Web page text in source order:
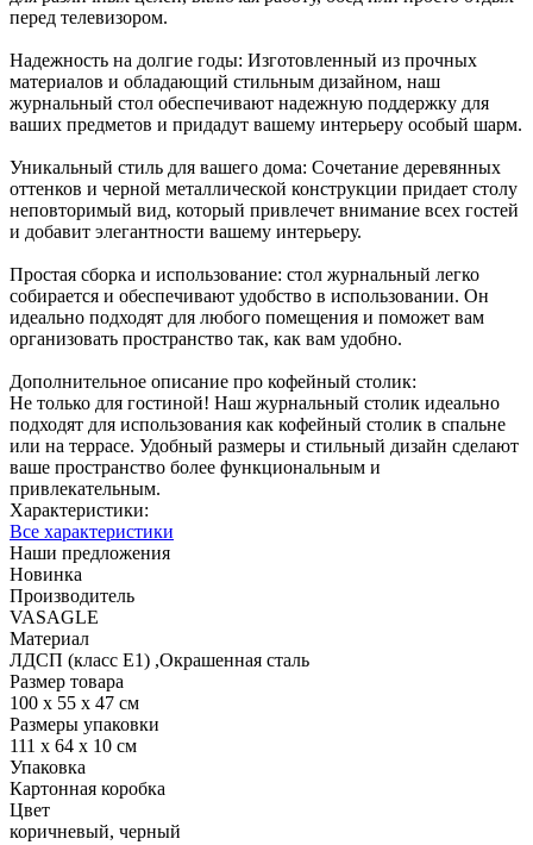
перед телевизором.
Надежность на долгие годы: Изготовленный из прочных
материалов и обладающий стильным дизайном, наш
журнальный стол обеспечивают надежную поддержку для
ваших предметов и придадут вашему интерьеру особый шарм.
Уникальный стиль для вашего дома: Сочетание деревянных
оттенков и черной металлической конструкции придает столу
неповторимый вид, который привлечет внимание всех гостей
и добавит элегантности вашему интерьеру.
Простая сборка и использование: стол журнальный легко
собирается и обеспечивают удобство в использовании. Он
идеально подходят для любого помещения и поможет вам
организовать пространство так, как вам удобно.
Дополнительное описание про кофейный столик:
Не только для гостиной! Наш журнальный столик идеально
подходят для использования как кофейный столик в спальне
или на террасе. Удобный размеры и стильный дизайн сделают
ваше пространство более функциональным и
привлекательным.
Характеристики:
Все характеристики
Наши предложения
Новинка
Производитель
VASAGLE
Материал
ЛДСП (класс Е1) ,Окрашенная сталь
Размер товара
100 х 55 х 47 см
Размеры упаковки
111 х 64 х 10 см
Упаковка
Картонная коробка
Цвет
коричневый, черный